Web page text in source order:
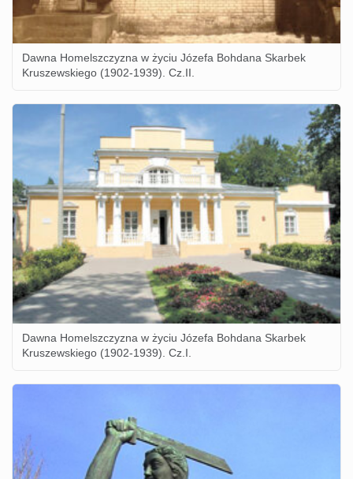
Dawna Homelszczyzna w życiu Józefa Bohdana Skarbek
Kruszewskiego (1902-1939). Cz.II.
Dawna Homelszczyzna w życiu Józefa Bohdana Skarbek
Kruszewskiego (1902-1939). Cz.I.